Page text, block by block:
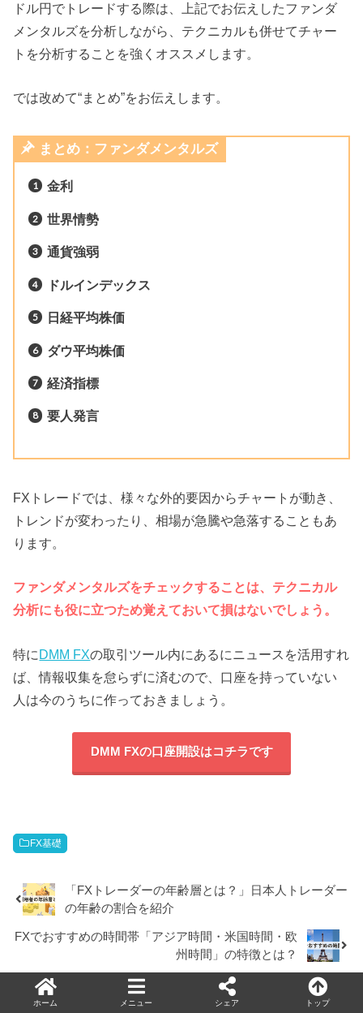
ドル円でトレードする際は、上記でお伝えしたファンダ
メンタルズを分析しながら、テクニカルも併せてチャー
トを分析することを強くオススメします。
では改めて“まとめ”をお伝えします。
まとめ：ファンダメンタルズ
金利
世界情勢
通貨強弱
ドルインデックス
日経平均株価
ダウ平均株価
経済指標
要人発言
FXトレードでは、様々な外的要因からチャートが動き、
トレンドが変わったり、相場が急騰や急落することもあ
ります。
ファンダメンタルズをチェックすることは、テクニカル
分析にも役に立つため覚えておいて損はないでしょう。
特にDMM FXの取引ツール内にあるにニュースを活用すれ
ば、情報収集を怠らずに済むので、口座を持っていない
人は今のうちに作っておきましょう。
DMM FXの口座開設はコチラです
FX基礎
「FXトレーダーの年齢層とは？」日本人トレーダー
の年齢の割合を紹介
FXでおすすめの時間帯「アジア時間・米国時間・欧
州時間」の特徴とは？
ホーム メニュー シェア トップ